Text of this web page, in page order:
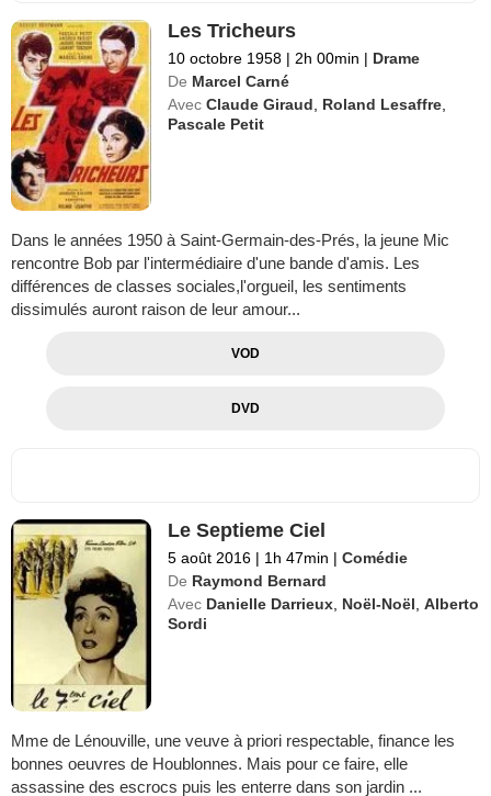
Les Tricheurs
10 octobre 1958 | 2h 00min | Drame
De Marcel Carné
Avec Claude Giraud, Roland Lesaffre,
Pascale Petit
Dans le années 1950 à Saint-Germain-des-Prés, la jeune Mic
rencontre Bob par l'intermédiaire d'une bande d'amis. Les
différences de classes sociales,l'orgueil, les sentiments
dissimulés auront raison de leur amour...
VOD
DVD
Le Septieme Ciel
5 août 2016 | 1h 47min | Comédie
De Raymond Bernard
Avec Danielle Darrieux, Noël-Noël,Alberto
Sordi
Mme de Lénouville, une veuve à priori respectable, finance les
bonnes oeuvres de Houblonnes. Mais pour ce faire, elle
assassine des escrocs puis les enterre dans son jardin ...